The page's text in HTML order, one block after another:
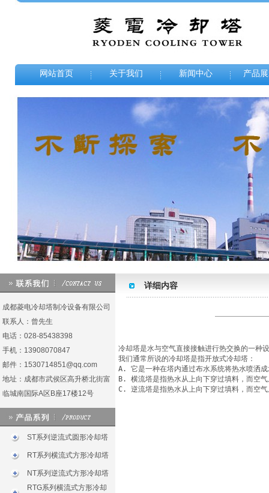
网站首页 关于我们 新闻中心 产品
成都菱电冷却塔制冷设备有限公司
联系人：曾先生
电话：028-85438398
手机：13908070847
邮件：1530714851@qq.com
地址：成都市武侯区高升桥北街富
临城南国际A区B座17楼12号
ST系列逆流式圆形冷却塔
RT系列横流式方形冷却塔
NT系列逆流式方形冷却塔
RTG系列横流式方形冷却
详细内容
冷却塔是水与空气直接接触进行热交换的一种
我们通常所说的冷却塔是指开放式冷却塔：
A. 它是一种在塔内通过布水系统将热水喷洒
B. 横流塔是指热水从上向下穿过填料，而空
C. 逆流塔是指热水从上向下穿过填料，而空